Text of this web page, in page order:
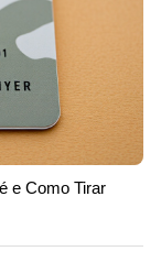
e Como Tirar